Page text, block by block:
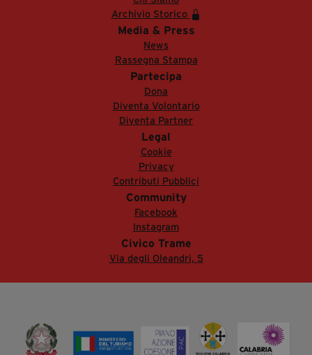
Archivio Storico
Media & Press
News
Rassegna Stampa
Partecipa
Dona
Diventa Volontario
Diventa Partner
Legal
Cookie
Privacy
Contributi Pubblici
Community
Facebook
Instagram
Civico Trame
Via degli Oleandri, 5